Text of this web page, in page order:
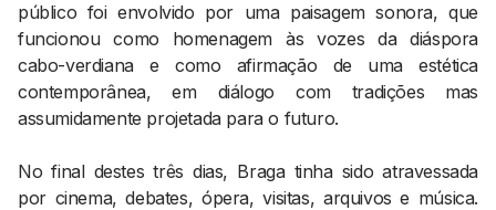
público foi envolvido por uma paisagem sonora, que
funcionou como homenagem às vozes da diáspora
cabo-verdiana e como afirmação de uma estética
contemporânea, em diálogo com tradições mas
assumidamente projetada para o futuro.
No final destes três dias, Braga tinha sido atravessada
por cinema, debates, ópera, visitas, arquivos e música.